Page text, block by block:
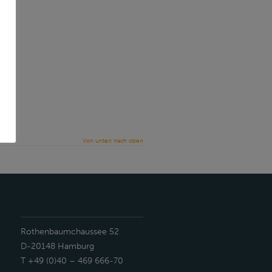
Von unten nach oben
Rothenbaumchaussee 52
D-20148 Hamburg
T +49 (0)40 – 469 666-70